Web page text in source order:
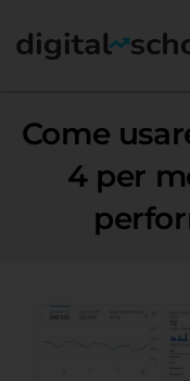
Come
4 per